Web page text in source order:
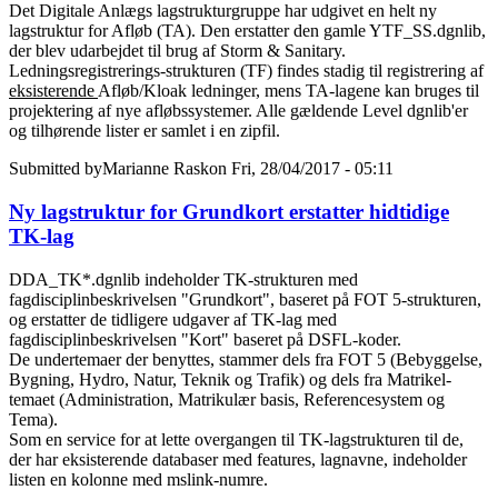
Det Digitale Anlægs lagstrukturgruppe har udgivet en helt ny
lagstruktur for Afløb (TA). Den erstatter den gamle YTF_SS.dgnlib,
der blev udarbejdet til brug af Storm & Sanitary.
Ledningsregistrerings-strukturen (TF) findes stadig til registrering af
eksisterende Afløb/Kloak ledninger, mens TA-lagene kan bruges til
projektering af nye afløbssystemer. Alle gældende Level dgnlib'er
og tilhørende lister er samlet i en zipfil.
Submitted byMarianne Raskon Fri, 28/04/2017 - 05:11
Ny lagstruktur for Grundkort erstatter hidtidige
TK-lag
DDA_TK*.dgnlib indeholder TK-strukturen med
fagdisciplinbeskrivelsen "Grundkort", baseret på FOT 5-strukturen,
og erstatter de tidligere udgaver af TK-lag med
fagdisciplinbeskrivelsen "Kort" baseret på DSFL-koder.
De undertemaer der benyttes, stammer dels fra FOT 5 (Bebyggelse,
Bygning, Hydro, Natur, Teknik og Trafik) og dels fra Matrikel-
temaet (Administration, Matrikulær basis, Referencesystem og
Tema).
Som en service for at lette overgangen til TK-lagstrukturen til de,
der har eksisterende databaser med features, lagnavne, indeholder
listen en kolonne med mslink-numre.